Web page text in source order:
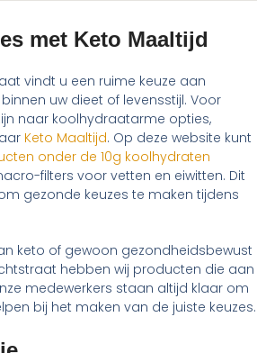
met Keto Maaltijd
vindt u een ruime keuze aan
uw dieet of levensstijl. Voor
naar koolhydraatarme opties,
Keto Maaltijd. Op deze website kunt
onder de 10g koolhydraten
filters voor vetten en eiwitten. Dit
gezonde keuzes te maken tijdens
keto of gewoon gezondheidsbewust
hebben wij producten die aan
medewerkers staan altijd klaar om
bij het maken van de juiste keuzes.